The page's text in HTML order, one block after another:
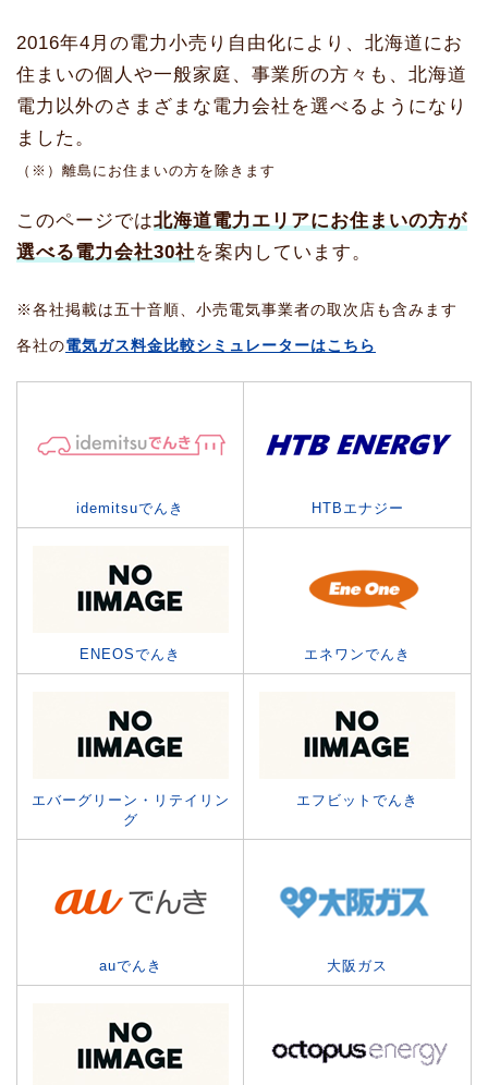
2016年4月の電力小売り自由化により、北海道にお
住まいの個人や一般家庭、事業所の方々も、北海道
電力以外のさまざまな電力会社を選べるようになり
ました。
（※）離島にお住まいの方を除きます
このページでは北海道電力エリアにお住まいの方が
選べる電力会社30社を案内しています。
※各社掲載は五十音順、小売電気事業者の取次店も含みます
各社の電気ガス料金比較シミュレーターはこちら
idemitsuでんき HTBエナジー
ENEOSでんき エネワンでんき
エバーグリーン・リテイリン
グ
エフビットでんき
auでんき 大阪ガス